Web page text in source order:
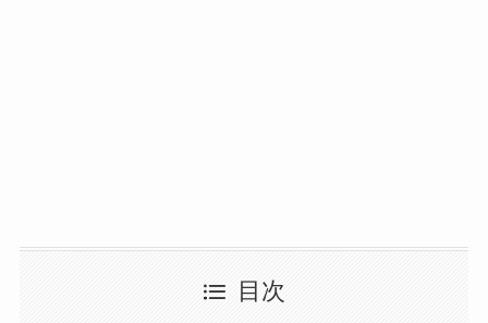
目次